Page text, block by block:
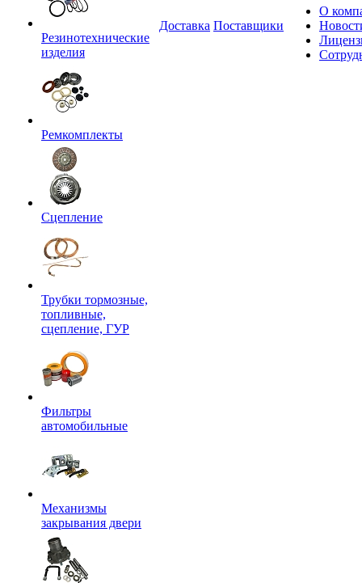
Резинотехнические
изделия
Ремкомплекты
Сцепление
Трубки тормозные,
топливные,
сцепление, ГУР
Фильтры
автомобильные
Механизмы
закрывания двери
Доставка Поставщики
О